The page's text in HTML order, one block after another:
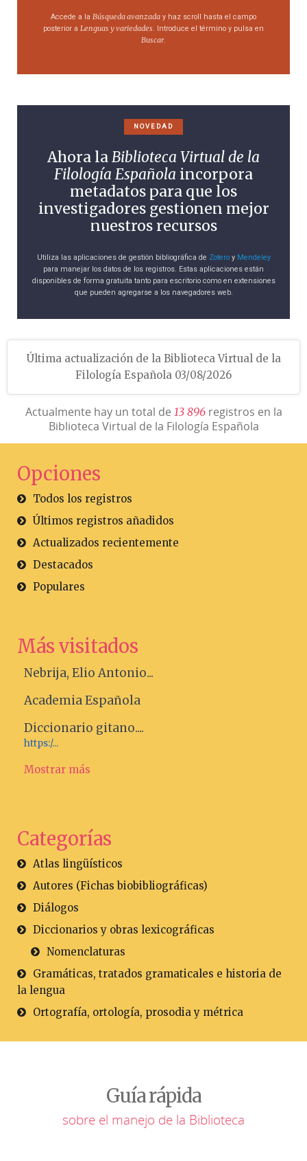
Accede a la Búsqueda avanzada y haz scroll hasta el campo
posterior a Lenguas y variedades . Introduce el término y pulsa en
Buscar.
NOVEDAD
Ahora laBiblioteca Virtual de la
Filología Española incorpora
metadatos para que los
investigadores gestionen mejor
nuestros recursos
Utiliza las aplicaciones de gestión bibliográfica de Zoteroy Mendeley
para manejar los datos de los registros. Estas aplicaciones están
disponibles de forma gratuita tanto para escritorio como en extensiones
que pueden agregarse a los navegadores web.
Última actualización de la Biblioteca Virtual de la
Filología Española 03/08/2026
Actualmente hay un total de 13 896registros en la
Biblioteca Virtual de la Filología Española
Opciones
Todos los registros
Últimos registros añadidos
Actualizados recientemente
Destacados
Populares
Más visitados
Nebrija, Elio Antonio...
Academia Española
Diccionario gitano....
https:/...
Mostrar más
Categorías
Atlas lingüísticos
Autores (Fichas biobibliográficas)
Diálogos
Diccionarios y obras lexicográficas
Nomenclaturas
Gramáticas, tratados gramaticales e historia de
la lengua
Ortografía, ortología, prosodia y métrica
Guía rápida
sobre el manejo de la Biblioteca